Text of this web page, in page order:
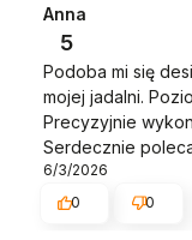
zakupionego
prezentuje :)
Anna
5
Podoba mi się
mojej jadalni.
Precyzyjnie
Serdecznie
6/3/2026
0
0